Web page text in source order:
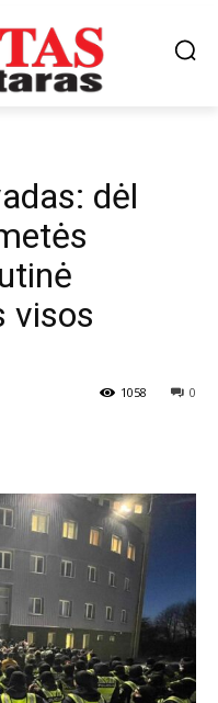
dėl
visos
0
1058